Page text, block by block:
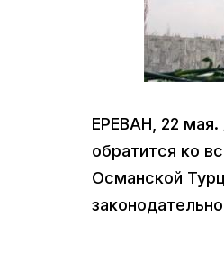
ЕРЕВАН, 22
обратится ко
Османской